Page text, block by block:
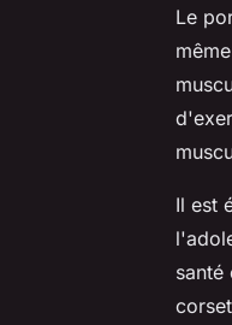
Le
Il est
santé